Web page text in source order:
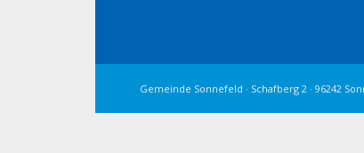
Gemeinde Sonnefeld · Schafberg 2 · 96242